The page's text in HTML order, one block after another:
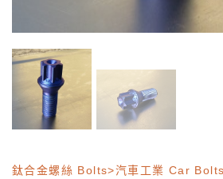
鈦合金螺絲 Bolts>汽車工業 Car Bolts